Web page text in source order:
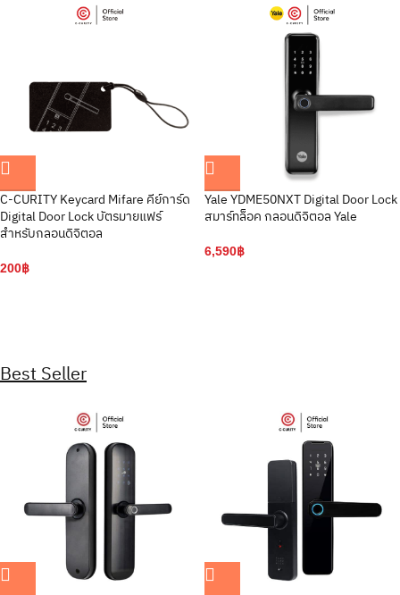
C-CURITY Keycard Mifare คีย์การ์ด
Digital Door Lock บัตรมายแฟร์
สำหรับกลอนดิจิตอล
200฿
Yale YDME50NXT Digital Door Lock
สมาร์ทล็อค กลอนดิจิตอล Yale
6,590฿
Best Seller